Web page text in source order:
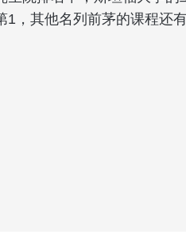
1，其他名列前茅的课程还